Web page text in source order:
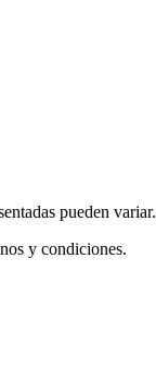
pueden variar.
y condiciones.